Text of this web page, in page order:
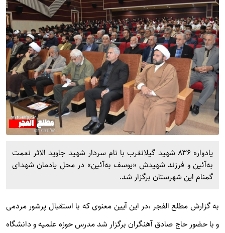
یادواره ۸۳۶ شهید گیلانغرب با نام سردار شهید جاوید الاثر نعمت
به‌آئین و فرزند شهیدش «یوسف به‌آئین» در محل یادمان شهدای
گمنام این شهرستان برگزار شد.
به گزارش مطلع الفجر ،در این آیین معنوی که با استقبال پرشور مردمی
و با حضور حاج صادق آهنگران برگزار شد مدرس حوزه علمیه و دانشگاه